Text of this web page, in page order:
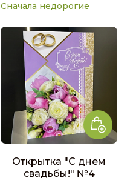
Сначала недорогие
Открытка "С днем
свадьбы!" №4